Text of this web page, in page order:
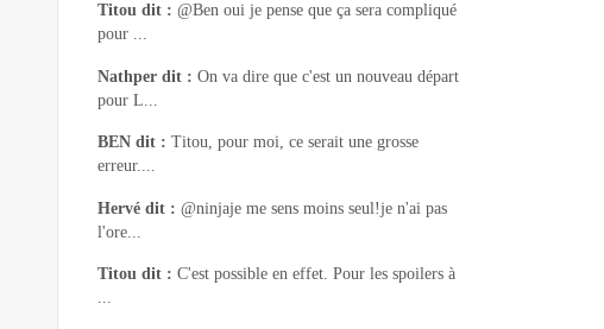
Titou dit : @Ben oui je pense que ça sera compliqué
pour ...
Nathper dit : On va dire que c'est un nouveau départ
pour L...
BEN dit : Titou, pour moi, ce serait une grosse
erreur....
Hervé dit : @ninjaje me sens moins seul!je n'ai pas
l'ore...
Titou dit : C'est possible en effet. Pour les spoilers à
...